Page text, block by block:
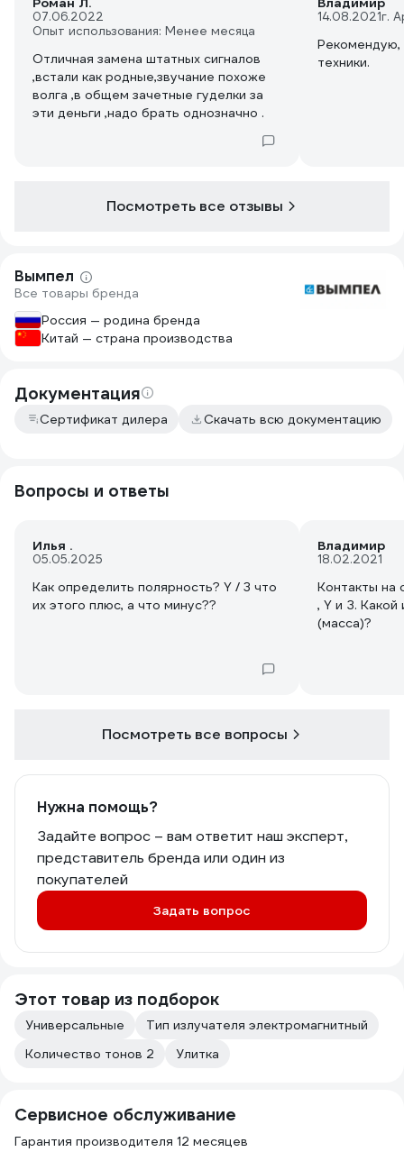
07.06.2022
Опыт использования: Менее месяца
Отличная замена штатных сигналов
,встали как родные,звучание похоже
волга ,в общем зачетные гуделки за
эти деньги ,надо брать однозначно .
14.08.2021г.
Рекомендую,
техники.
Посмотреть все отзывы
Вымпел
Все товары бренда
Россия — родина бренда
Китай — страна производства
Документация
Сертификат дилера Скачать всю документацию
Вопросы и ответы
Илья .
05.05.2025
Как определить полярность? Y / 3 что
их этого плюс, а что минус??
Владимир
18.02.2021
Контакты на
, Y и З. Какой
(масса)?
Посмотреть все вопросы
Нужна помощь?
Задайте вопрос – вам ответит наш эксперт,
представитель бренда или один из
покупателей
Задать вопрос
Этот товар из подборок
Универсальные
Тип излучателя электромагнитный
Количество тонов 2
Улитка
Сервисное обслуживание
Гарантия производителя 12 месяцев